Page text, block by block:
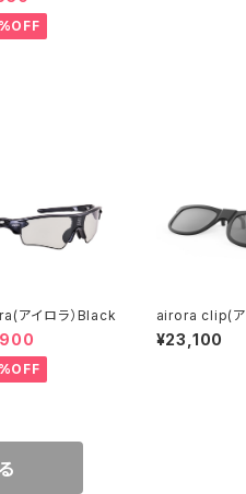
アイロラ）Black
airora clip(ア
リップ)
¥23,100